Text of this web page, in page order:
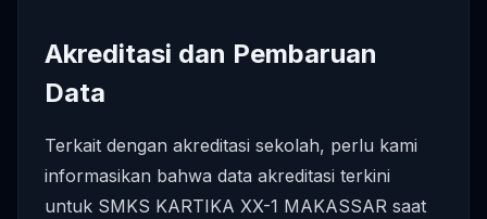
Akreditasi dan Pembaruan
Data
Terkait dengan akreditasi sekolah, perlu kami
informasikan bahwa data akreditasi terkini
untuk SMKS KARTIKA XX-1 MAKASSAR saat